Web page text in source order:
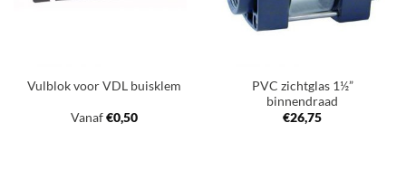
Vulblok voor VDL buisklem
Vanaf€0,50
PVC zichtglas 1½”
binnendraad
€26,75